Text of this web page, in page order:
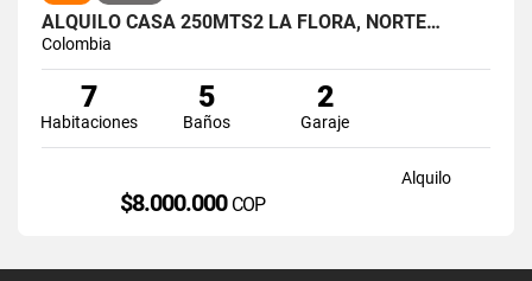
ALQUILO CASA 250MTS2 LA FLORA, NORTE…
Colombia
7
Habitaciones
5
Baños
2
Garaje
Alquilo
$8.000.000 COP